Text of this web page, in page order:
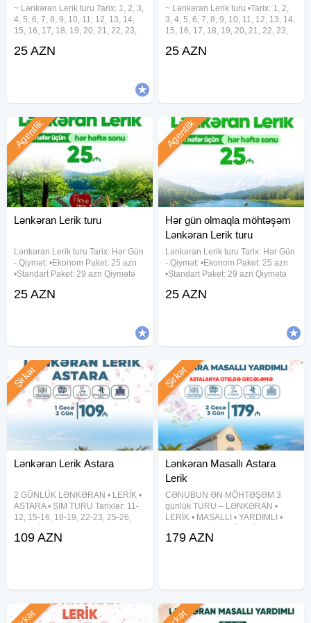
~ Lənkəran Lerik turu Tarix: 1, 2, 3,
4, 5, 6, 7, 8, 9, 10, 11, 12, 13, 14,
15, 16, 17, 18, 19, 20, 21, 22, 23,
Avqust •Qiymət: •Ekonom Paket:
25 AZN
~ Lənkəran Lerik turu •Tarix: 1, 2,
3, 4, 5, 6, 7, 8, 9, 10, 11, 12, 13, 14,
15, 16, 17, 18, 19, 20, 21, 22, 23,
Avqust •Qiymət: •Ekonom Paket:
25 AZN
Lənkəran Lerik turu
Lənkəran Lerik turu Tarix: Hər Gün
- Qiymət: •Ekonom Paket: 25 azn
•Standart Paket: 29 azn Qiymətə
•Ekskursiyalar •Səhər yeməyi
Agentlik
25 AZN
Hər gün olmaqla möhtəşəm
Lənkəran Lerik turu
Lənkəran Lerik turu Tarix: Hər Gün
- Qiymət: •Ekonom Paket: 25 azn
•Standart Paket: 29 azn Qiymətə
•Ekskursiyalar •Səhər yeməyi
Agentlik
25 AZN
Lənkəran Lerik Astara
2 GÜNLÜK LƏNKƏRAN • LERİK •
ASTARA • SIM TURU Tarixlər: 11-
12, 15-16, 18-19, 22-23, 25-26,
Qiymətə Daxildir: Vip nəqliyyat
Şirkət
109 AZN
Lənkəran Masallı Astara
Lerik
CƏNUBUN ƏN MÖHTƏŞƏM 3
günlük TURU – LƏNKƏRAN •
LERİK • MASALLI • YARDIMLI •
XƏMSƏSİ TURU Qiymət: 179 AZN
Şirkət
179 AZN